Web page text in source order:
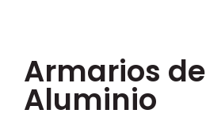
Armarios de
Aluminio